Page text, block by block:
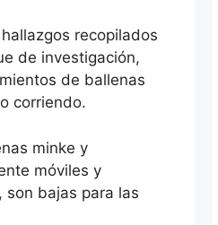
recopilados
de investigación,
de ballenas
corriendo.
minke y
móviles y
son bajas para las